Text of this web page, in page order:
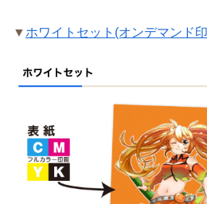
▼ ホワイトセット(オンデマンド